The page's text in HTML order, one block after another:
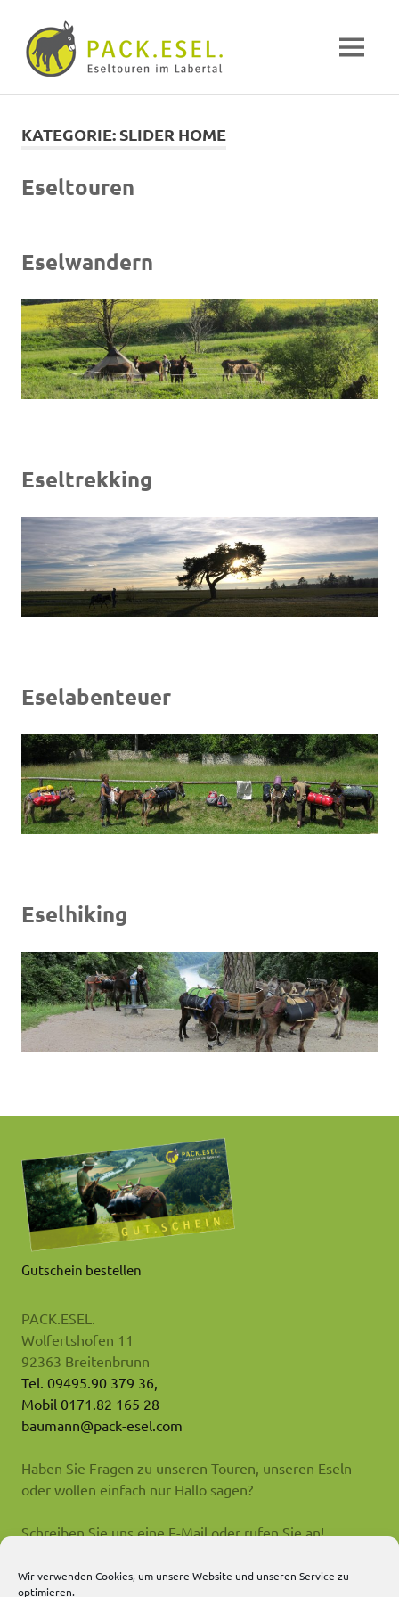
Wir verwenden Cookies, um unsere Website und unseren Service zu
optimieren.
springen
MENÜ
KATEGORIE: SLIDER HOME
Eseltouren
Eselwandern
Eseltrekking
Eselabenteuer
Eselhiking
Gutschein bestellen
PACK.ESEL.
Wolfertshofen 11
92363 Breitenbrunn
Tel. 09495.90 379 36,
Mobil 0171.82 165 28
baumann@pack-esel.com
Haben Sie Fragen zu unseren Touren, unseren Eseln
oder wollen einfach nur Hallo sagen?
Schreiben Sie uns eine E-Mail oder rufen Sie an!
Impressum